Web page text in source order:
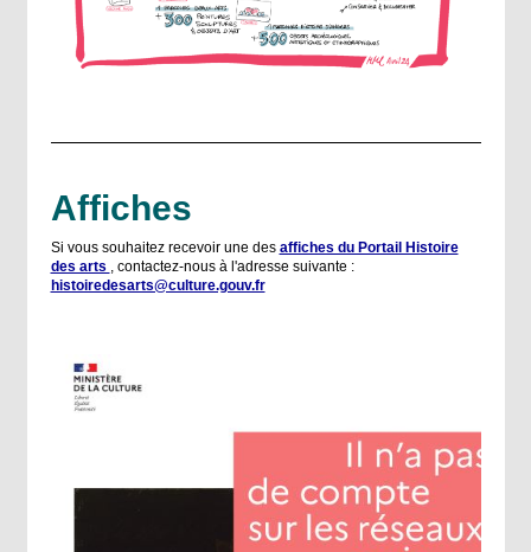
Affiches
Si vous souhaitez recevoir une des affiches du Portail Histoire
des arts , contactez-nous à l'adresse suivante :
histoiredesarts@culture.gouv.fr